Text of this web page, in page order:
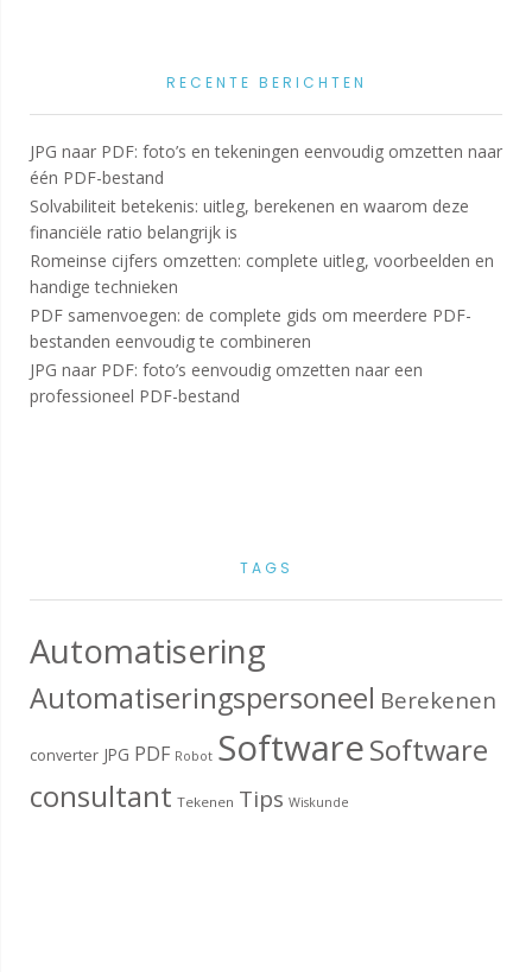
RECENTE BERICHTEN
JPG naar PDF: foto’s en tekeningen eenvoudig omzetten naar
één PDF-bestand
Solvabiliteit betekenis: uitleg, berekenen en waarom deze
financiële ratio belangrijk is
Romeinse cijfers omzetten: complete uitleg, voorbeelden en
handige technieken
PDF samenvoegen: de complete gids om meerdere PDF-
bestanden eenvoudig te combineren
JPG naar PDF: foto’s eenvoudig omzetten naar een
professioneel PDF-bestand
TAGS
Automatisering
Automatiseringspersoneel Berekenen
converter JPG PDF Robot SoftwareSoftware
consultant Tekenen Tips Wiskunde